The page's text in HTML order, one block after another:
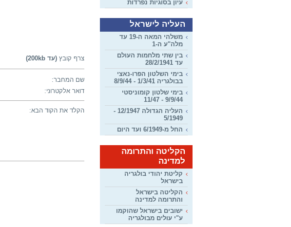
עיון בסוגיות נפרדות
העליה לישראל
משלהי המאה ה-19 עד
מלה"ע ה-1
בין שתי מלחמות העולם
עד 28/2/1941
בימי השלטון הפרו-נאצי
בבולגריה 1/3/41 - 8/9/44
בימי שלטון קומוניסטי
9/9/44 - 11/47
העליה הגדולה 12/1947 -
5/1949
החל מ-6/1949 ועד היום
הקליטה והתרומה
למדינה
קליטת יהודי בולגריה
בישראל
הקליטה בישראל
והתרומה למדינה
ישובים בישראל שהוקמו
ע"י עולים מבולגריה
צרף קובץ (עד 200kb)
שם המחבר:
דואר אלקטרוני:
הקלד את הקוד הבא: